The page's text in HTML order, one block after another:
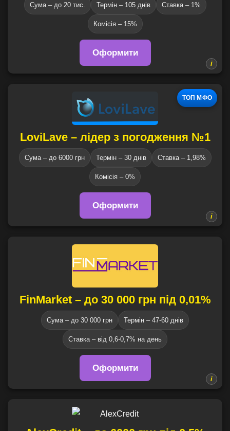
Сума – до 20 тис. Термін – 105 днів Ставка – 1%
Комісія – 15%
Оформити
ТОП МФО
LoviLave – лідер з погодження №1
Сума – до 6000 грн Термін – 30 днів Ставка – 1,98%
Комісія – 0%
Оформити
FinMarket – до 30 000 грн під 0,01%
Сума – до 30 000 грн Термін – 47-60 днів
Ставка – від 0,6-0,7% на день
Оформити